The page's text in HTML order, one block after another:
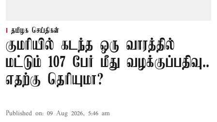
தமிழக செய்திகள்
குமரியில் கடந்த ஒரு வாரத்தில்
மட்டும் 107 பேர் மீது வழக்குப்பதிவு..
எதற்கு தெரியுமா?
Published on: 09 Aug 2026, 5:46 am